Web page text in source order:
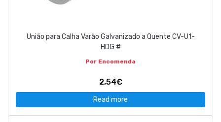
União para Calha Varão Galvanizado a Quente CV-U1-
HDG #
Por Encomenda
2,54€
Read more